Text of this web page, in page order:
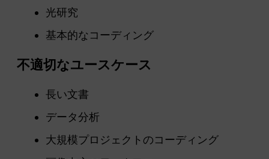
光研究
基本的なコーディング
不適切なユースケース
長い文書
データ分析
大規模プロジェクトのコーディング